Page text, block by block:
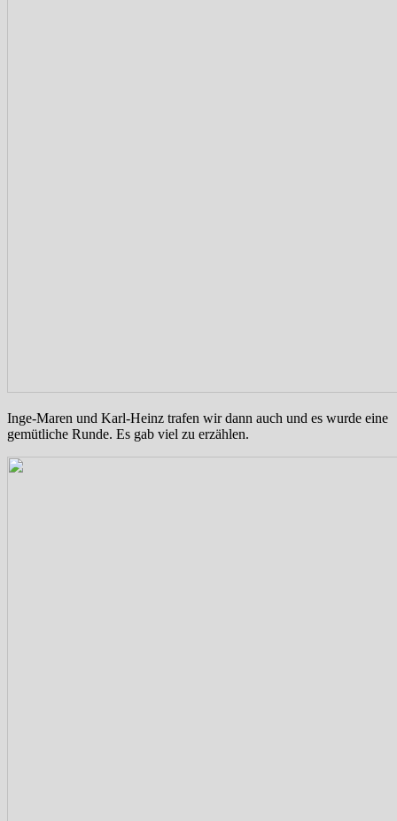
Inge-Maren und Karl-Heinz trafen wir dann auch und es wurde eine
gemütliche Runde. Es gab viel zu erzählen.